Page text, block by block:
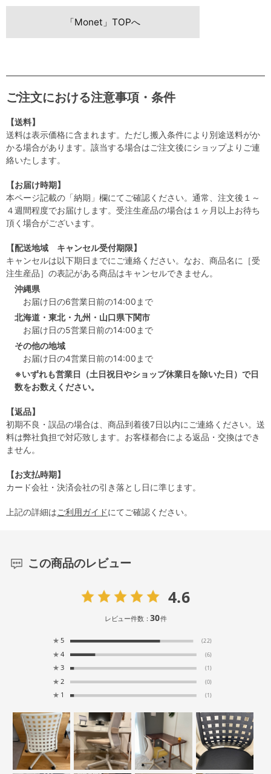
「Monet」TOPへ
ご注文における注意事項・条件
【送料】
送料は表示価格に含まれます。ただし搬入条件により別途送料がか
かる場合があります。該当する場合はご注文後にショップよりご連
絡いたします。
【お届け時期】
本ページ記載の「納期」欄にてご確認ください。通常、注文後１～
４週間程度でお届けします。受注生産品の場合は１ヶ月以上お待ち
頂く場合がございます。
【配送地域 キャンセル受付期限】
キャンセルは以下期日までにご連絡ください。なお、商品名に［受
注生産品］の表記がある商品はキャンセルできません。
沖縄県
お届け日の6営業日前の14:00まで
北海道・東北・九州・山口県下関市
お届け日の5営業日前の14:00まで
その他の地域
お届け日の4営業日前の14:00まで
※いずれも営業日（土日祝日やショップ休業日を除いた日）で日
数をお数えください。
【返品】
初期不良・誤品の場合は、商品到着後7日以内にご連絡ください。送
料は弊社負担で対応致します。お客様都合による返品・交換はでき
ません。
【お支払時期】
カード会社・決済会社の引き落とし日に準じます。
上記の詳細はご利用ガイドにてご確認ください。
この商品のレビュー
4.6
レビュー件数：30件
★ 5 (22)
★ 4 (6)
★ 3 (1)
★ 2 (0)
★ 1 (1)